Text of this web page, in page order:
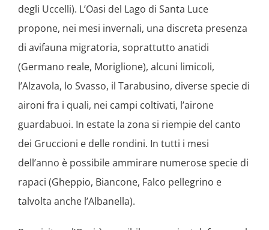
degli Uccelli). L’Oasi del Lago di Santa Luce
propone, nei mesi invernali, una discreta presenza
di avifauna migratoria, soprattutto anatidi
(Germano reale, Moriglione), alcuni limicoli,
l’Alzavola, lo Svasso, il Tarabusino, diverse specie di
aironi fra i quali, nei campi coltivati, l’airone
guardabuoi. In estate la zona si riempie del canto
dei Gruccioni e delle rondini. In tutti i mesi
dell’anno è possibile ammirare numerose specie di
rapaci (Gheppio, Biancone, Falco pellegrino e
talvolta anche l’Albanella).